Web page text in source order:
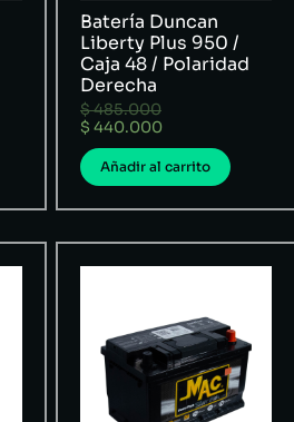
Batería Duncan
Liberty Plus 950 /
Caja 48 / Polaridad
Derecha
$485.000
$ 440.000
Añadir al carrito